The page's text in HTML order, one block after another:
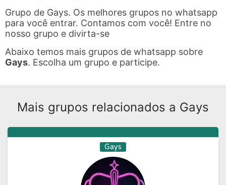
Grupo de Gays. Os melhores grupos no whatsapp
para você entrar. Contamos com você! Entre no
nosso grupo e divirta-se
Abaixo temos mais grupos de whatsapp sobre
Gays. Escolha um grupo e participe.
Mais grupos relacionados a Gays
Gays